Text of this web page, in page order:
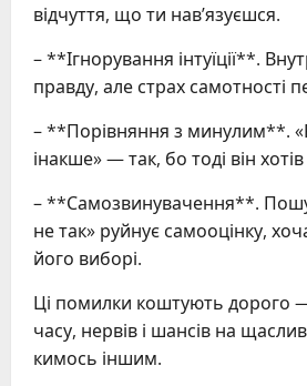
відчуття, що ти нав’язуєшся.
– **Ігнорування інтуїції**.
правду, але страх самотності
– **Порівняння з минулим**.
інакше» — так, бо тоді він
– **Самозвинувачення**.
не так» руйнує самооцінку,
його виборі.
Ці помилки коштують дорого
часу, нервів і шансів на
кимось іншим.